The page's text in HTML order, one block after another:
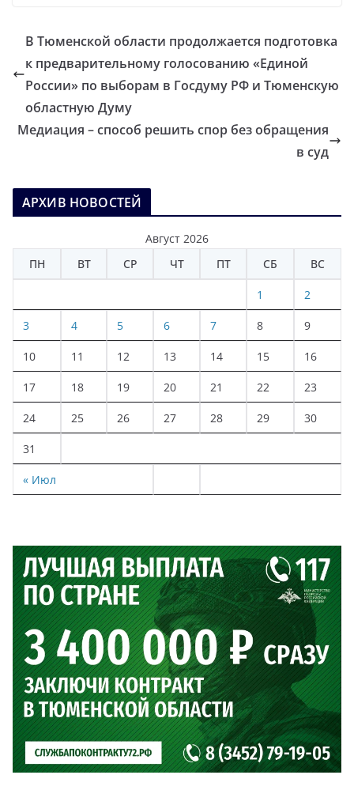
В Тюменской области продолжается подготовка
к предварительному голосованию «Единой
России» по выборам в Госдуму РФ и Тюменскую
областную Думу
Медиация – способ решить спор без обращения
в суд
АРХИВ НОВОСТЕЙ
Август 2026
ПН
ВТ СР ЧТ ПТ СБ ВС
« Июл
1 2
3 4 5 6 7 8 9
10 11 12 13 14 15 16
17 18 19 20 21 22 23
24 25 26 27 28 29 30
31